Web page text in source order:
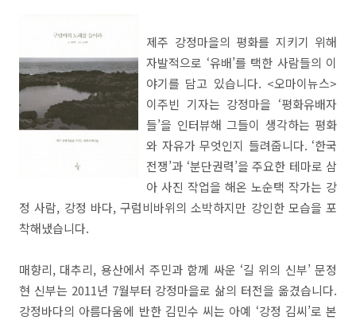
제주 강정마을의 평화를 지키기 위해
자발적으로 ‘유배’를 택한 사람들의 이
야기를 담고 있습니다. <오마이뉴스>
이주빈 기자는 강정마을 ‘평화유배자
들’을 인터뷰해 그들이 생각하는 평화
와 자유가 무엇인지 들려줍니다. ‘한국
전쟁’과 ‘분단권력’을 주요한 테마로 삼
아 사진 작업을 해온 노순택 작가는 강
정 사람, 강정 바다, 구럼비바위의 소박하지만 강인한 모습을 포
착해냈습니다.
매향리, 대추리, 용산에서 주민과 함께 싸운 ‘길 위의 신부’ 문정
현 신부는 2011년 7월부터 강정마을로 삶의 터전을 옮겼습니다.
강정바다의 아름다움에 반한 김민수 씨는 아예 ‘강정 김씨’로 본